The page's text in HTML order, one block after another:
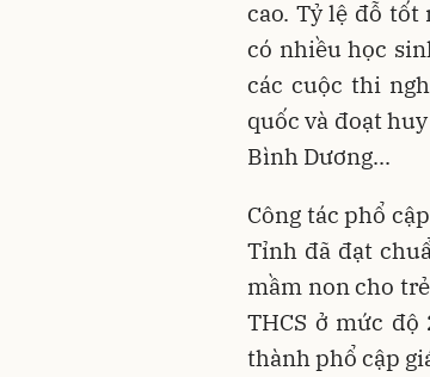
cao. Tỷ lệ đỗ tốt
có nhiều học
các cuộc thi
quốc và đoạt
Bình Dương...
Công tác phổ
Tỉnh đã đạt
mầm non cho
THCS ở mức
thành phổ cập